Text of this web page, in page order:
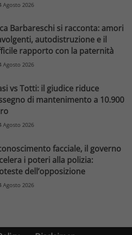
Agosto 2026
Barbareschi si racconta: amori
autodistruzione e il
rapporto con la paternità
Agosto 2026
vs Totti: il giudice riduce
di mantenimento a 10.900
Agosto 2026
facciale, il governo
i poteri alla polizia:
dell’opposizione
Agosto 2026